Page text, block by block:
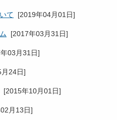
て [2019年04月01日]
[2017年03月31日]
03月31日]
24日]
[2015年10月01日]
月13日]